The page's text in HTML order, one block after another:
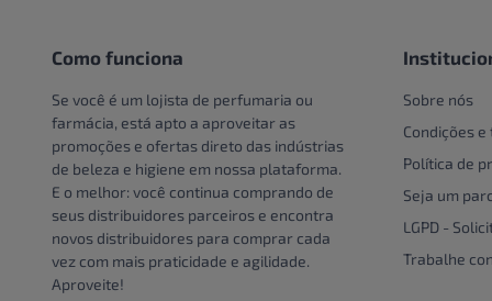
Creme Para Área Do Olho
Cuidado Com A Mão
Cuidados bucais especiais
Cuidados com o couro
cabeludo
Cuidados Com Os Pés
Cuidados especiais
Unidade
Como funciona
Se você é um lojista de perfumaria ou
farmácia, está apto a aproveitar as
promoções e ofertas direto das indústrias
de beleza e higiene em nossa plataforma.
E o melhor: você continua comprando de
seus distribuidores parceiros e encontra
novos distribuidores para comprar cada
vez com mais praticidade e agilidade.
Aproveite!
Sobre nós
Condições
Política de
Seja um
LGPD -
Trabalhe